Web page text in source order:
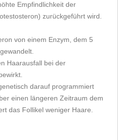
Empfindlichkeit der
zurückgeführt wird.
von einem Enzym, dem 5
Haarausfall bei der
darauf programmiert
einen längeren Zeitraum dem
das Follikel weniger Haare.